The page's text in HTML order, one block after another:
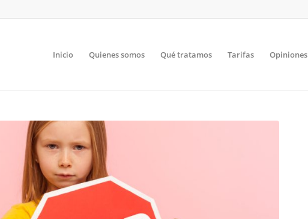
Inicio Quienes somos Qué tratamos Tarifas Opiniones